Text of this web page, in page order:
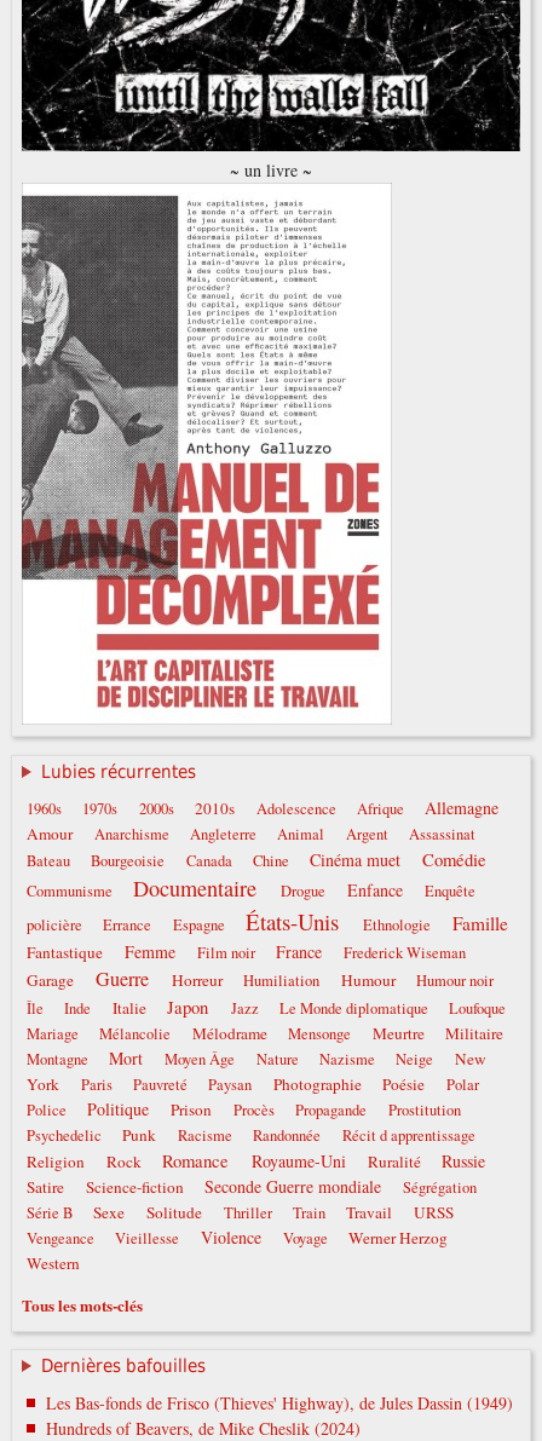
~ un livre ~
Lubies récurrentes
1960s 1970s 2000s 2010s Adolescence Afrique Allemagne
Amour Anarchisme Angleterre Animal Argent
Assassinat
Bateau
Bourgeoisie Canada Chine Cinéma muet Comédie
Communisme Documentaire Drogue Enfance
Enquête
policière
Errance Espagne États-Unis Ethnologie Famille
Fantastique Femme Film noir France Frederick Wiseman
Garage Guerre Horreur Humiliation Humour
Humour noir
Île
Inde Italie Japon Jazz Le Monde diplomatique
Loufoque
Mariage
Mélancolie Mélodrame Mensonge Meurtre Militaire
Montagne Mort Moyen Âge Nature Nazisme Neige
New
York
Paris Pauvreté Paysan Photographie Poésie
Polar
Police
Politique Prison Procès Propagande
Prostitution
Psychedelic
Punk Racisme Randonnée Récit d apprentissage
Religion Rock Romance Royaume-Uni Ruralité Russie
Satire Science-fiction Seconde Guerre mondiale
Ségrégation
Série B
Sexe Solitude Thriller Train Travail URSS
Vengeance Vieillesse Violence Voyage
Werner Herzog
Western
Tous les mots-clés
Dernières bafouilles
Les Bas-fonds de Frisco (Thieves' Highway), de Jules Dassin (1949)
Hundreds of Beavers, de Mike Cheslik (2024)